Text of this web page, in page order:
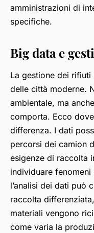
amministrazioni di
specifiche.
Big data e
La gestione dei
delle città moderne.
ambientale, ma
comporta. Ecco
differenza. I dati
percorsi dei camion
esigenze di raccolta
individuare
l’analisi dei dati può
raccolta
materiali vengono
come varia la